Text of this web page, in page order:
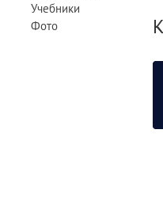
Учебники
Фото